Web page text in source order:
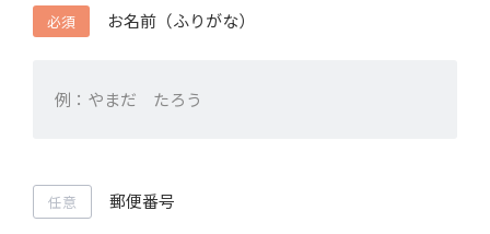
必須 お名前（ふりがな）
任意 郵便番号